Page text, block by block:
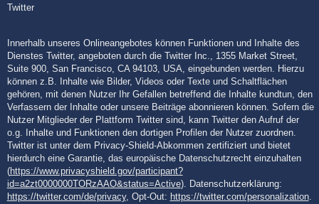
Twitter
Innerhalb unseres Onlineangebotes können Funktionen und Inhalte des
Dienstes Twitter, angeboten durch die Twitter Inc., 1355 Market Street,
Suite 900, San Francisco, CA 94103, USA, eingebunden werden. Hierzu
können z.B. Inhalte wie Bilder, Videos oder Texte und Schaltflächen
gehören, mit denen Nutzer Ihr Gefallen betreffend die Inhalte kundtun, den
Verfassern der Inhalte oder unsere Beiträge abonnieren können. Sofern die
Nutzer Mitglieder der Plattform Twitter sind, kann Twitter den Aufruf der
o.g. Inhalte und Funktionen den dortigen Profilen der Nutzer zuordnen.
Twitter ist unter dem Privacy-Shield-Abkommen zertifiziert und bietet
hierdurch eine Garantie, das europäische Datenschutzrecht einzuhalten
(https://www.privacyshield.gov/participant?
id=a2zt0000000TORzAAO&status=Active). Datenschutzerklärung:
https://twitter.com/de/privacy, Opt-Out: https://twitter.com/personalization.